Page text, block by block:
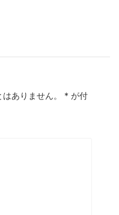
ありません。 * が付